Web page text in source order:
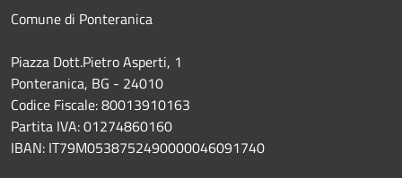
Comune di Ponteranica
Piazza Dott.Pietro Asperti, 1
Ponteranica, BG - 24010
Codice Fiscale: 80013910163
Partita IVA: 01274860160
IBAN: IT79M0538752490000046091740